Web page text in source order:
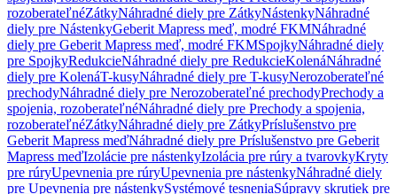
rozoberateľnéZátkyNáhradné diely pre ZátkyNástenkyNáhradné
diely pre NástenkyGeberit Mapress meď, modré FKMNáhradné
diely pre Geberit Mapress meď, modré FKMSpojkyNáhradné diely
pre SpojkyRedukcieNáhradné diely pre RedukcieKolenáNáhradné
diely pre KolenáT-kusyNáhradné diely pre T-kusyNerozoberateľné
prechodyNáhradné diely pre Nerozoberateľné prechodyPrechody a
spojenia, rozoberateľnéNáhradné diely pre Prechody a spojenia,
rozoberateľnéZátkyNáhradné diely pre ZátkyPríslušenstvo pre
Geberit Mapress meďNáhradné diely pre Príslušenstvo pre Geberit
Mapress meďIzolácie pre nástenkyIzolácia pre rúry a tvarovkyKryty
pre rúryUpevnenia pre rúryUpevnenia pre nástenkyNáhradné diely
pre Upevnenia pre nástenkySystémové tesneniaSúpravy skrutiek pre